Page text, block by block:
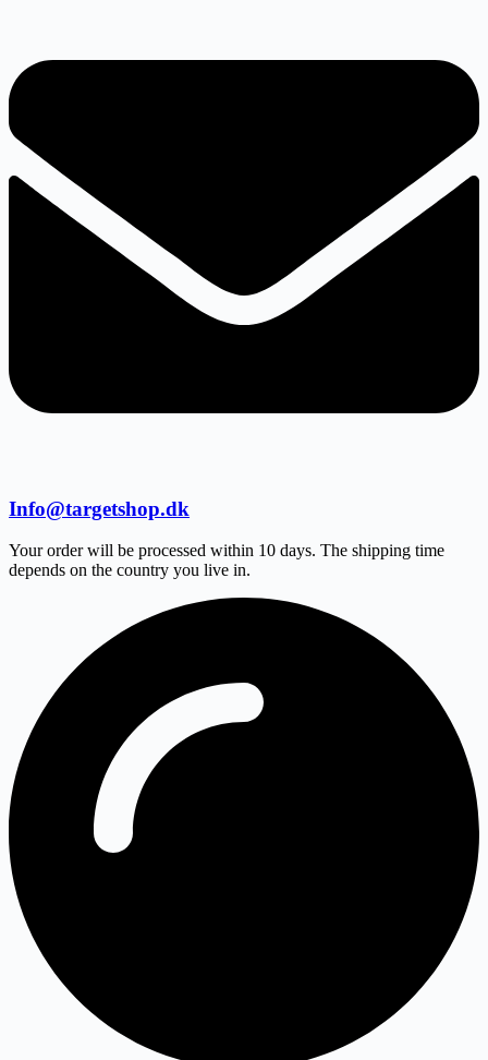
Info@targetshop.dk
Your order will be processed within 10 days. The shipping time
depends on the country you live in.